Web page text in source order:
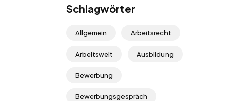
Schlagwörter
Allgemein Arbeitsrecht
Arbeitswelt Ausbildung
Bewerbung
Bewerbungsgespräch